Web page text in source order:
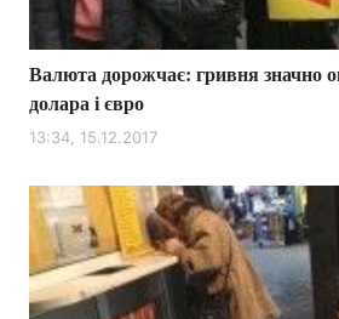
Валюта дорожчає: гривня значно
долара і євро
13:34, 15.12.2017